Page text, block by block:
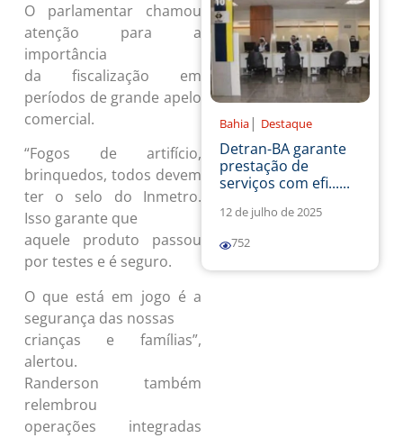
O parlamentar chamou
atenção para a
importância
da fiscalização em
períodos de grande apelo
comercial.
“Fogos de artifício,
brinquedos, todos devem
ter o selo do Inmetro.
Isso garante que
aquele produto passou
por testes e é seguro.
O que está em jogo é a
segurança das nossas
crianças e famílias”,
alertou.
Randerson também
relembrou
operações integradas
Bahia | Destaque
Detran-BA garante
prestação de
serviços com efi......
12 de julho de 2025
752